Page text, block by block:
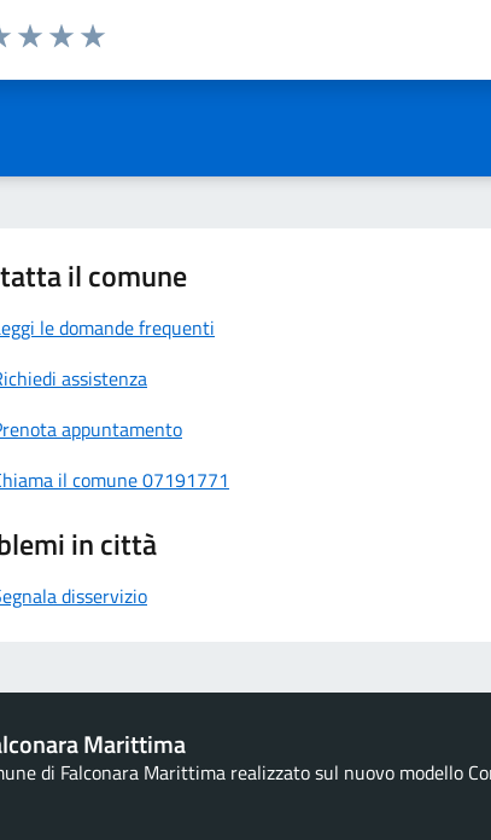
1 a 5 stelle la pagina
il comune
le domande frequenti
assistenza
appuntamento
il comune 07191771
in città
disservizio
Marittima
di Falconara Marittima realizzato sul nuovo modello